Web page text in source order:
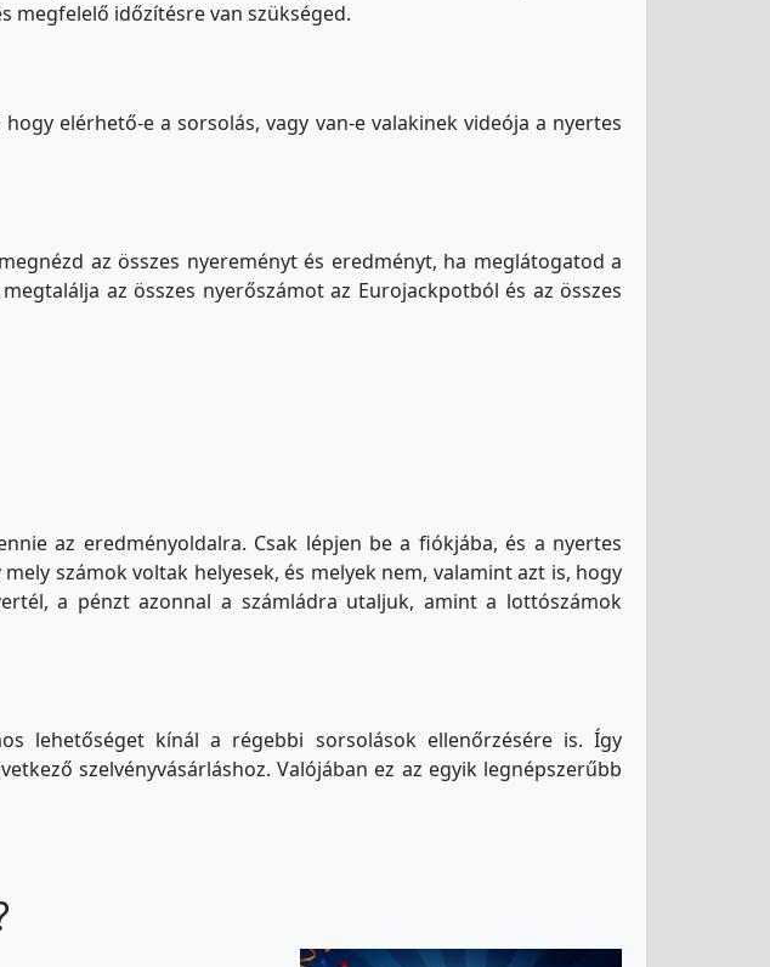
megfelelő időzítésre van szükséged.
elérhető-e a sorsolás, vagy van-e valakinek videója a nyertes
az összes nyereményt és eredményt, ha meglátogatod a
az összes nyerőszámot az Eurojackpotból és az összes
az eredményoldalra. Csak lépjen be a fiókjába, és a nyertes
számok voltak helyesek, és melyek nem, valamint azt is, hogy
a pénzt azonnal a számládra utaljuk, amint a lottószámok
lehetőséget kínál a régebbi sorsolások ellenőrzésére is. Így
szelvényvásárláshoz. Valójában ez az egyik legnépszerűbb